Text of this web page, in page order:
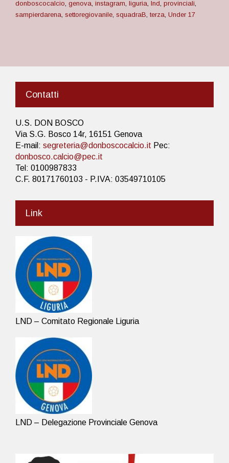
donboscocalcio, genova, instagram, liguria, lnd, provinciali,
sampierdarena, settoregiovanile, squadraB, terza, Under 17
Contatti
U.S. DON BOSCO
Via S.G. Bosco 14r, 16151 Genova
E-mail: segreteria@donboscocalcio.it Pec:
donbosco.calcio@pec.it
Tel: 0100987833
C.F. 80171760103 - P.IVA: 03549710105
Link
LND – Comitato Regionale Liguria
LND – Delegazione Provinciale Genova